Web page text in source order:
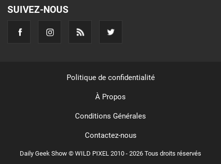
SUIVEZ-NOUS
Daily Geek Show © WILD PIXEL 2010 - 2026 Tous droits réservés
Politique de confidentialité
À Propos
Conditions Générales
Contactez-nous